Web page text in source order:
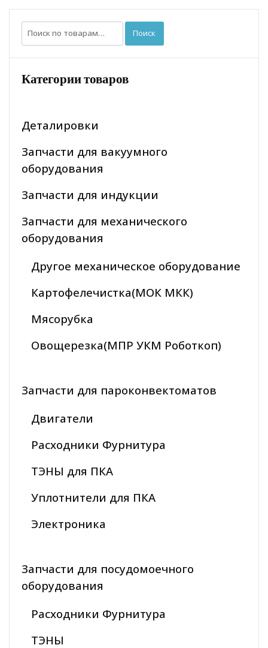
Искать: Поиск
Категории товаров
Деталировки
Запчасти для вакуумного
оборудования
Запчасти для индукции
Запчасти для механического
оборудования
Другое механическое оборудование
Картофелечистка(МОК МКК)
Мясорубка
Овощерезка(МПР УКМ Роботкоп)
Запчасти для пароконвектоматов
Двигатели
Расходники Фурнитура
ТЭНЫ для ПКА
Уплотнители для ПКА
Электроника
Запчасти для посудомоечного
оборудования
Расходники Фурнитура
ТЭНЫ